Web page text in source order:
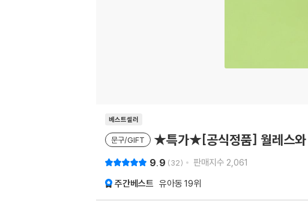
베스트셀러
문구/GIFT ★특가★[공식정품] 월레스
9.9 32 판매지수 2,061
주간베스트 유아동 19위